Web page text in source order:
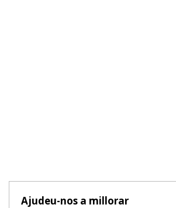
Ajudeu-nos a millorar